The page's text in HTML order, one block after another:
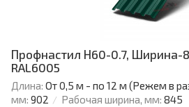
Профнастил Н60-0.7, Ширина-
RAL6005
Длина: От 0,5 м - по 12 м (Режем в
мм: 902 Рабочая ширина, мм: 845